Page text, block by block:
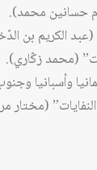
حسانين محمد).
الكريم بن
(محمد زكّاري).
وأسبانيا
(مختار